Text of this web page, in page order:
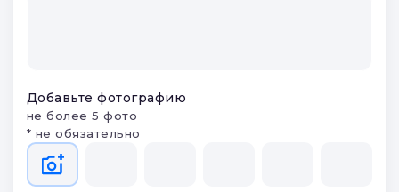
Добавьте фотографию
не более 5 фото
* не обязательно